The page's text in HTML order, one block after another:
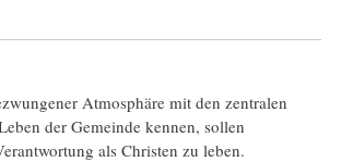
Atmosphäre mit den zentralen
der Gemeinde kennen, sollen
als Christen zu leben.